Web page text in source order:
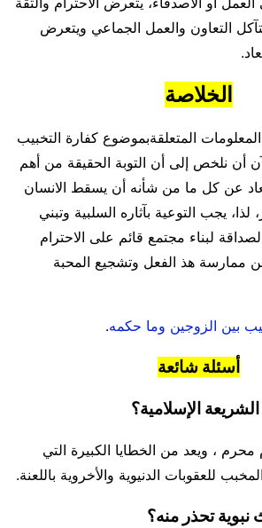
التعاون والعمل الجماعي ويتعرض
الخلاصة
المتعلقةبموضوع كفارة التخبيب
أن نلخص إلى أن التوبة الحقيقة من أهم
عن كل ما من شأنه أن يسقط الانسان
يجب التوعية بآثاره السلبية وتبني
لبناء مجتمع قائم على الاحترام
عن ممارسة هذ الفعل وتشجيع المحبة
بين الزوجين وما حكمه.
أسئلة شائعة
محرم ، ويعد من الخطايا الكبيرة التي
للعقوبات الدنيوية والأخروية باللعنة.